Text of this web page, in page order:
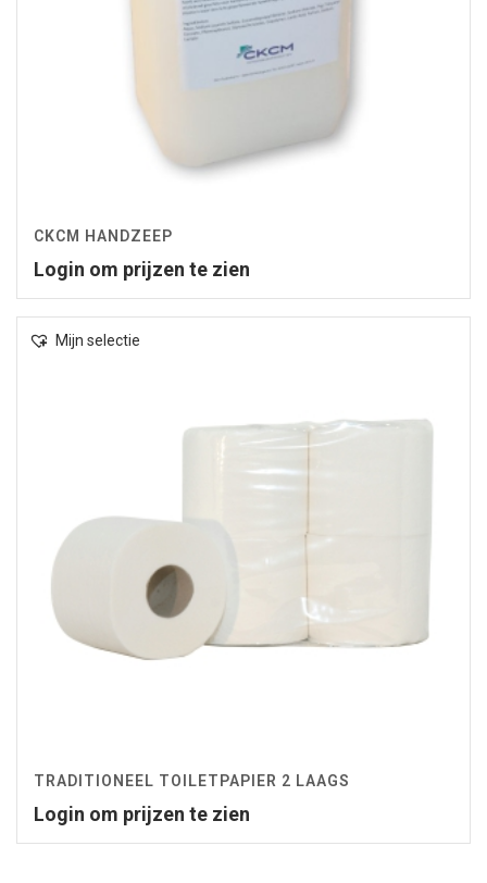
CKCM HANDZEEP
Login om prijzen te zien
Mijn selectie
TRADITIONEEL TOILETPAPIER 2 LAAGS
Login om prijzen te zien